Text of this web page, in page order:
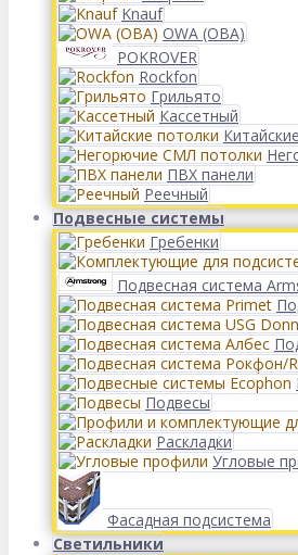
Knauf
OWA (ОВА)
POKROVER
Rockfon
Грильято
Кассетный
ПВХ панели
Реечный
Подвесные системы
Гребенки
Подвесная система
Подвесы
Раскладки
Угловые
Фасадная подсистема
Светильники